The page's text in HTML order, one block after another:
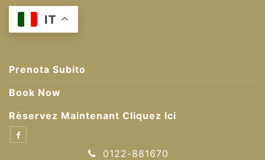
Skip
IT
Prenota Subito
Book Now
Rèservez Maintenant Cliquez Ici
0122-881670